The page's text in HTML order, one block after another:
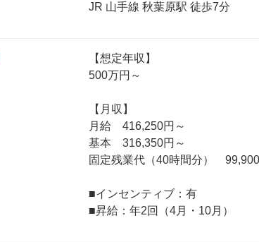
JR 山手線 秋葉原駅 徒歩7分
【想定年収】
500万円～
【月収】
月給　416,250円～
基本　316,350円～
固定残業代（40時間分）　
■インセンティブ：有
■昇給：年2回（4月・10月）